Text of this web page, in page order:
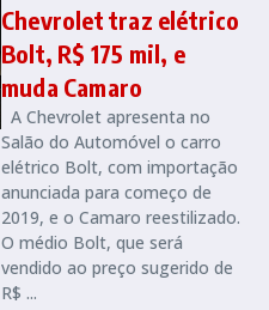
Chevrolet traz elétrico
Bolt, R$ 175 mil, e
muda Camaro
A Chevrolet apresenta no
Salão do Automóvel o carro
elétrico Bolt, com importação
anunciada para começo de
2019, e o Camaro reestilizado.
O médio Bolt, que será
vendido ao preço sugerido de
R$ ...